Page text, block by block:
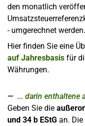
den monatlich
- umgerechnet
Hier finden Sie eine
auf Jahresbasis für
Währungen.
... darin enthaltene
Geben Sie die
und 34 b EStG an.